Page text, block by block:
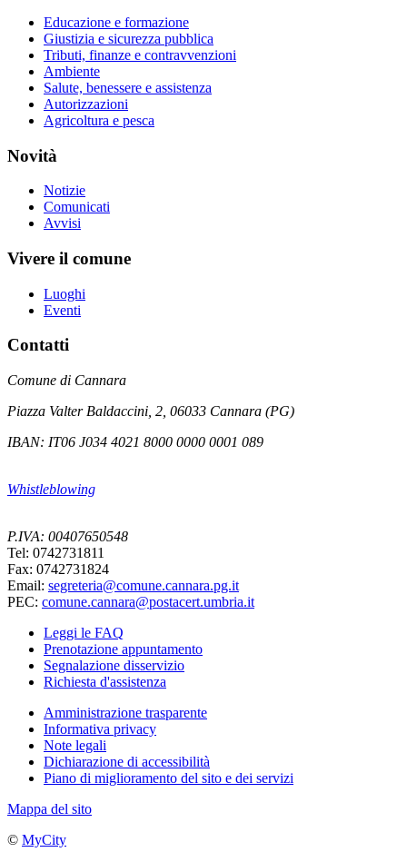
Educazione e formazione
Giustizia e sicurezza pubblica
Tributi, finanze e contravvenzioni
Ambiente
Salute, benessere e assistenza
Autorizzazioni
Agricoltura e pesca
Novità
Notizie
Comunicati
Avvisi
Vivere il comune
Luoghi
Eventi
Contatti
Comune di Cannara
Piazza Valter Baldaccini, 2, 06033 Cannara (PG)
IBAN: IT06 J034 4021 8000 0000 0001 089
Whistleblowing
P.IVA: 00407650548
Tel: 0742731811
Fax: 0742731824
Email: segreteria@comune.cannara.pg.it
PEC: comune.cannara@postacert.umbria.it
Leggi le FAQ
Prenotazione appuntamento
Segnalazione disservizio
Richiesta d'assistenza
Amministrazione trasparente
Informativa privacy
Note legali
Dichiarazione di accessibilità
Piano di miglioramento del sito e dei servizi
Mappa del sito
© MyCity